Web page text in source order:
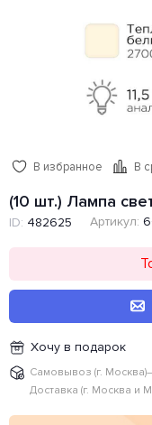
В избранное В
(10 шт.) Лампа
ID: 482625 Артикул:
Хочу в подарок
Самовывоз (г. Москва)
Доставка (г. Москва и